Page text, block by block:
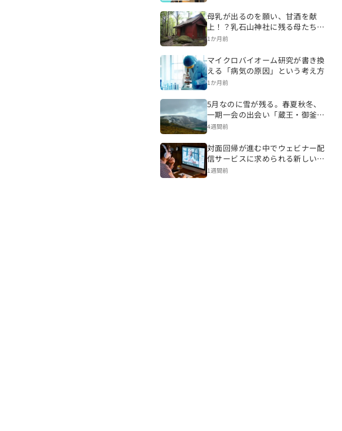
母乳が出るのを願い、甘酒を献
上！？乳石山神社に残る母たちの
祈り【福島県鏡石町】
1か月前
マイクロバイオーム研究が書き換
える「病気の原因」という考え方
1か月前
5月なのに雪が残る。春夏秋冬、
一期一会の出会い「蔵王・御釜」
の神秘的な姿【宮城県蔵王町】
4週間前
対面回帰が進む中でウェビナー配
信サービスに求められる新しい価
値
1週間前